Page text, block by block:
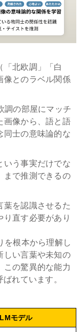
「北欧調」「白
像とのラベル関係
調の部屋にマッチ
画像から、語と語
同士の意味論的な
いう事実だけでな
まで推測できるの
葉を認識させるた
直す必要があり
を根本から理解し
しい言葉や未知の
この驚異的な能力
ばれています。
モデル